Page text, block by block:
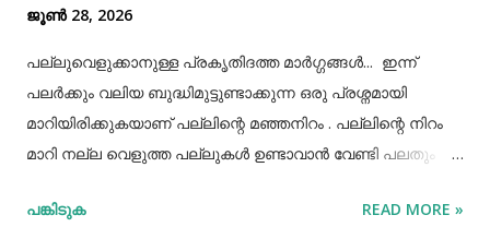
ജൂൺ 28, 2026
പല്ലുവെളുക്കാനുള്ള പ്രകൃതിദത്ത മാര്‍ഗ്ഗങ്ങള്‍... ഇന്ന്
പലർക്കും വലിയ ബുദ്ധിമുട്ടുണ്ടാക്കുന്ന ഒരു പ്രശ്നമായി
മാറിയിരിക്കുകയാണ് പല്ലിന്റെ മഞ്ഞനിറം . പല്ലിന്റെ നിറം
മാറി നല്ല വെളുത്ത പല്ലുകൾ ഉണ്ടാവാൻ വേണ്ടി പലതും
പല്ലിന്‍റെ മഞ്ഞനിറം മാറ്റാന്‍ പല മാര്‍ഗ്ഗങ്ങളും
പങ്കിടുക READ MORE »